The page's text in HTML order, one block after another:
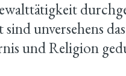
unversehens
und Religion